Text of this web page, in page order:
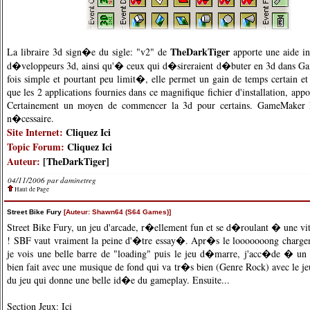
La libraire 3d sign�e du sigle: "v2" de TheDarkTiger apporte une aide
d�veloppeurs 3d, ainsi qu'� ceux qui d�sireraient d�buter en 3d dans
fois simple et pourtant peu limit�, elle permet un gain de temps certain
que les 2 applications fournies dans ce magnifique fichier d'installation,
Certainement un moyen de commencer la 3d pour certains.
n�cessaire.
Site Internet: Cliquez Ici
Topic Forum: Cliquez Ici
Auteur: [TheDarkTiger]
04/11/2006 pardaminetreg
Haut de Page
Street Bike Fury [Auteur: Shawn64 (S64 Games)]
Street Bike Fury, un jeu d'arcade, r�ellement fun et se d�roulant � une
! SBF vaut vraiment la peine d'�tre essay�. Apr�s le looooooong
je vois une belle barre de "loading" puis le jeu d�marre, j'acc�de � un
bien fait avec une musique de fond qui va tr�s bien (Genre Rock) avec le
du jeu qui donne une belle id�e du gameplay. Ensuite...
Section Jeux: Ici